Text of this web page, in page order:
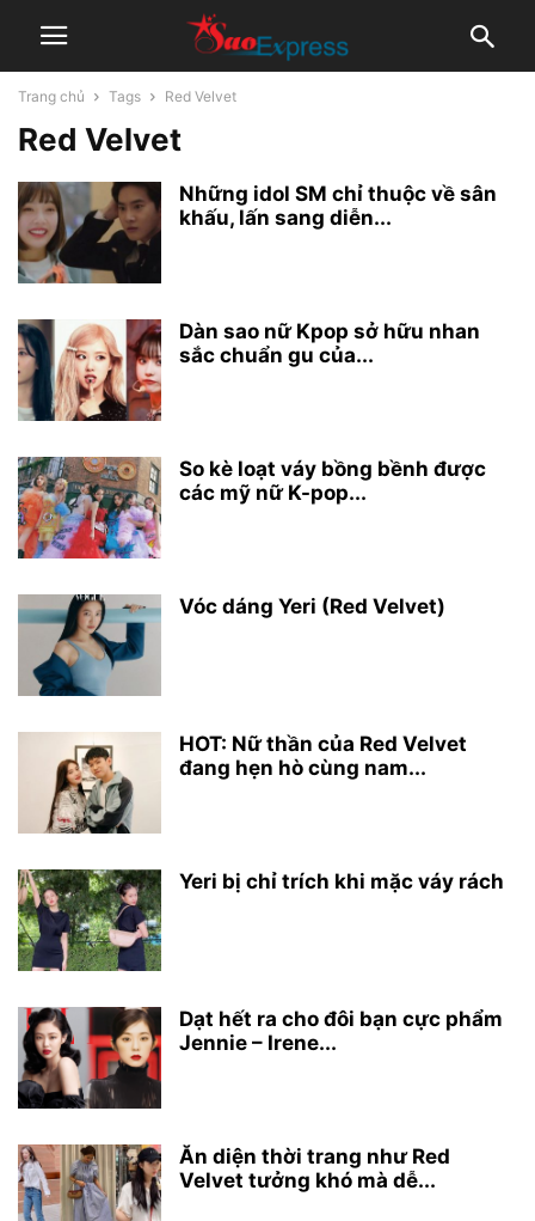
Trang chủ Tags Red Velvet
Red Velvet
Những idol SM chỉ thuộc về sân
khấu, lấn sang diễn...
Dàn sao nữ Kpop sở hữu nhan
sắc chuẩn gu của...
So kè loạt váy bồng bềnh được
các mỹ nữ K-pop...
Vóc dáng Yeri (Red Velvet)
HOT: Nữ thần của Red Velvet
đang hẹn hò cùng nam...
Yeri bị chỉ trích khi mặc váy rách
Dạt hết ra cho đôi bạn cực phẩm
Jennie – Irene...
Ăn diện thời trang như Red
Velvet tưởng khó mà dễ...